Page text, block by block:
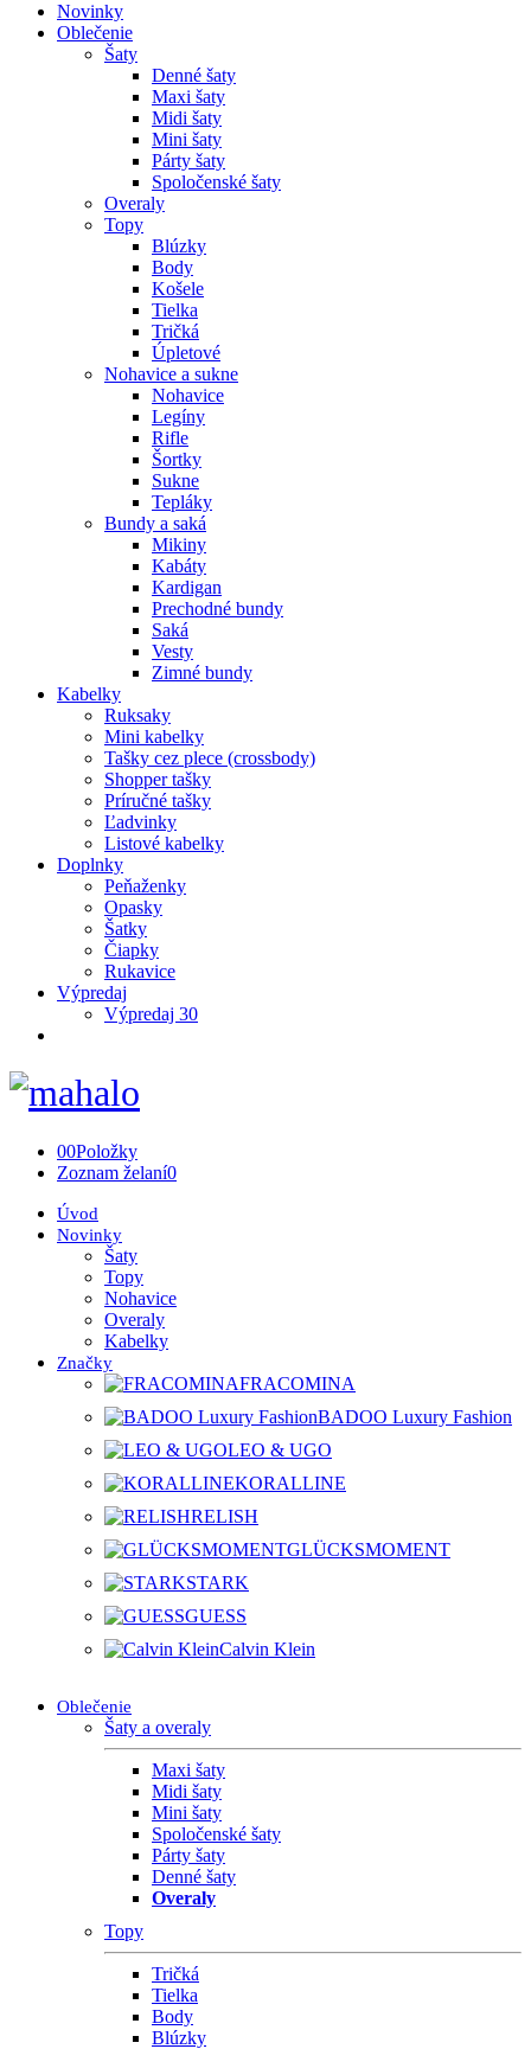
Novinky
Oblečenie
Šaty
Denné šaty
Maxi šaty
Midi šaty
Mini šaty
Párty šaty
Spoločenské šaty
Overaly
Topy
Blúzky
Body
Košele
Tielka
Tričká
Úpletové
Nohavice a sukne
Nohavice
Legíny
Rifle
Šortky
Sukne
Tepláky
Bundy a saká
Mikiny
Kabáty
Kardigan
Prechodné bundy
Saká
Vesty
Zimné bundy
Kabelky
Ruksaky
Mini kabelky
Tašky cez plece (crossbody)
Shopper tašky
Príručné tašky
Ľadvinky
Listové kabelky
Doplnky
Peňaženky
Opasky
Šatky
Čiapky
Rukavice
Výpredaj
Výpredaj 30
00Položky
Zoznam želaní0
Úvod
Novinky
Šaty
Topy
Nohavice
Overaly
Kabelky
Značky
FRACOMINA
BADOO Luxury Fashion
LEO & UGO
KORALLINE
RELISH
GLÜCKSMOMENT
STARK
GUESS
Calvin Klein
Oblečenie
Šaty a overaly
Maxi šaty
Midi šaty
Mini šaty
Spoločenské šaty
Párty šaty
Denné šaty
Overaly
Topy
Tričká
Tielka
Body
Blúzky